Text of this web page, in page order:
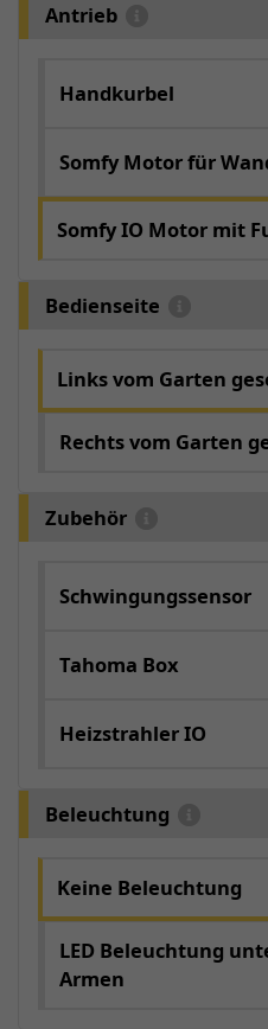
Antrieb
Handkurbel
Somfy Motor für
Somfy IO Motor mit
Bedienseite
Links vom Garten
Rechts vom Garten
Zubehör
Schwingungssensor
Tahoma Box
Heizstrahler IO
Beleuchtung
Keine Beleuchtung
LED Beleuchtung
Armen